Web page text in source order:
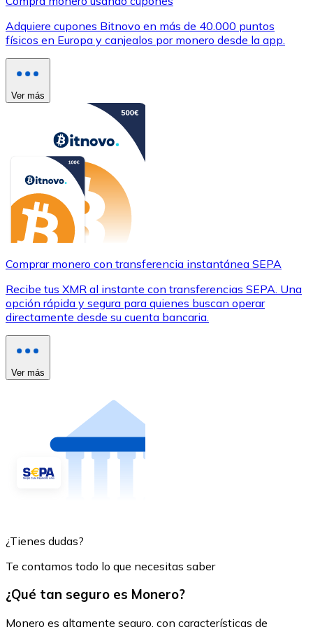
Adquiere cupones Bitnovo en más de 40.000 puntos
físicos en Europa y canjealos por monero desde la app.
Ver más
Comprar monero con transferencia instantánea SEPA
Recibe tus XMR al instante con transferencias SEPA. Una
opción rápida y segura para quienes buscan operar
directamente desde su cuenta bancaria.
Ver más
¿Tienes dudas?
Te contamos todo lo que necesitas saber
¿Qué tan seguro es Monero?
Monero es altamente seguro, con características de